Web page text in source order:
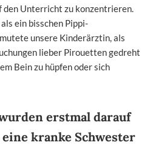
Unterricht zu konzentrieren.
ein bisschen Pippi-
unsere Kinderärztin, als
lieber Pirouetten gedreht
Bein zu hüpfen oder sich
erstmal darauf
eine kranke Schwester